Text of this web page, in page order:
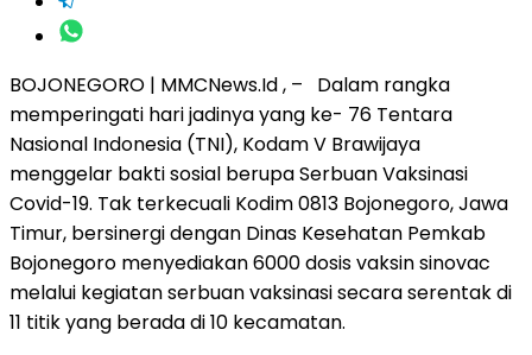
BOJONEGORO | MMCNews.Id , – Dalam rangka
memperingati hari jadinya yang ke- 76 Tentara
Nasional Indonesia (TNI), Kodam V Brawijaya
menggelar bakti sosial berupa Serbuan Vaksinasi
Covid-19. Tak terkecuali Kodim 0813 Bojonegoro, Jawa
Timur, bersinergi dengan Dinas Kesehatan Pemkab
Bojonegoro menyediakan 6000 dosis vaksin sinovac
melalui kegiatan serbuan vaksinasi secara serentak di
11 titik yang berada di 10 kecamatan.